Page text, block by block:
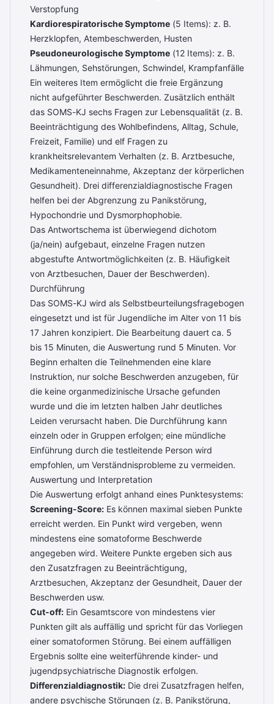
Verstopfung
Kardiorespiratorische Symptome (5 Items): z. B.
Herzklopfen, Atembeschwerden, Husten
Pseudoneurologische Symptome (12 Items): z. B.
Lähmungen, Sehstörungen, Schwindel, Krampfanfälle
Ein weiteres Item ermöglicht die freie Ergänzung
nicht aufgeführter Beschwerden. Zusätzlich enthält
das SOMS-KJ sechs Fragen zur Lebensqualität (z. B.
Beeinträchtigung des Wohlbefindens, Alltag, Schule,
Freizeit, Familie) und elf Fragen zu
krankheitsrelevantem Verhalten (z. B. Arztbesuche,
Medikamenteneinnahme, Akzeptanz der körperlichen
Gesundheit). Drei differenzialdiagnostische Fragen
helfen bei der Abgrenzung zu Panikstörung,
Hypochondrie und Dysmorphophobie.
Das Antwortschema ist überwiegend dichotom
(ja/nein) aufgebaut, einzelne Fragen nutzen
abgestufte Antwortmöglichkeiten (z. B. Häufigkeit
von Arztbesuchen, Dauer der Beschwerden).
Durchführung
Das SOMS-KJ wird als Selbstbeurteilungsfragebogen
eingesetzt und ist für Jugendliche im Alter von 11 bis
17 Jahren konzipiert. Die Bearbeitung dauert ca. 5
bis 15 Minuten, die Auswertung rund 5 Minuten. Vor
Beginn erhalten die Teilnehmenden eine klare
Instruktion, nur solche Beschwerden anzugeben, für
die keine organmedizinische Ursache gefunden
wurde und die im letzten halben Jahr deutliches
Leiden verursacht haben. Die Durchführung kann
einzeln oder in Gruppen erfolgen; eine mündliche
Einführung durch die testleitende Person wird
empfohlen, um Verständnisprobleme zu vermeiden.
Auswertung und Interpretation
Die Auswertung erfolgt anhand eines Punktesystems:
Screening-Score: Es können maximal sieben Punkte
erreicht werden. Ein Punkt wird vergeben, wenn
mindestens eine somatoforme Beschwerde
angegeben wird. Weitere Punkte ergeben sich aus
den Zusatzfragen zu Beeinträchtigung,
Arztbesuchen, Akzeptanz der Gesundheit, Dauer der
Beschwerden usw.
Cut-off: Ein Gesamtscore von mindestens vier
Punkten gilt als auffällig und spricht für das Vorliegen
einer somatoformen Störung. Bei einem auffälligen
Ergebnis sollte eine weiterführende kinder- und
jugendpsychiatrische Diagnostik erfolgen.
Differenzialdiagnostik: Die drei Zusatzfragen helfen,
andere psychische Störungen (z. B. Panikstörung,